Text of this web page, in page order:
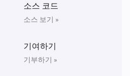
소스 코드
소스 보기 »
기여하기
기부하기 »